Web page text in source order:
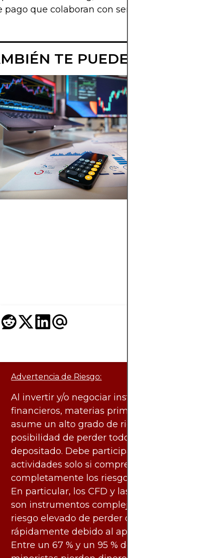
pago que colaboran con servicios financieros.
TE PUEDE INTERESAR
Advertencia de Riesgo:
Al invertir y/o negociar instrumentos
financieros, materias primas y otros activos,
asume un alto grado de riesgo. Existe la
posibilidad de perder todo el capital
depositado. Debe participar en estas
actividades solo si comprende
completamente los riesgos asociados.
En particular, los CFD y las criptomonedas
son instrumentos complejos y conllevan un
riesgo elevado de perder dinero
rápidamente debido al apalancamiento.
Entre un 67 % y un 95 % de los inversores